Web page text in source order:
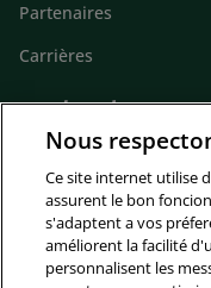
Partenaires
Carrières
Gardons le
Footer
contact
Actualités
Contact
Suivez-nous
Nous
Ce site internet utilise
assurent le bon
s'adaptent a vos
améliorent la facilité
personnalisent les